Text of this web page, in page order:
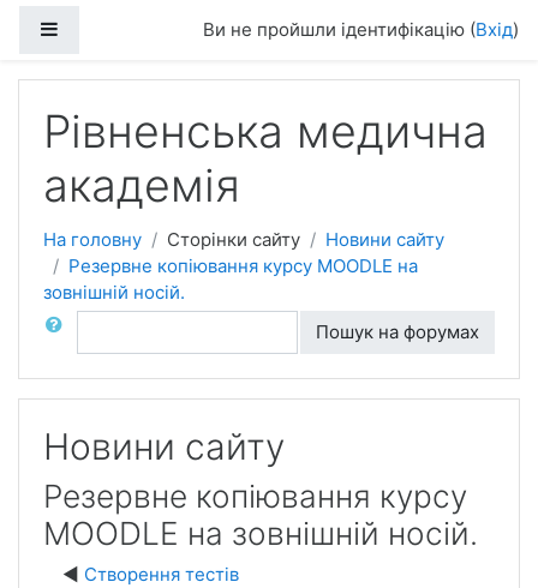
Ви не пройшли ідентифікацію (Вхід)
Рiвненська медична
академiя
На головну Сторінки сайту
Новини сайту
Резервне копіювання курсу MOODLE на
зовнішній носій.
Пошук
Пошук на форумах
Новини сайту
Резервне копіювання курсу
MOODLE на зовнішній носій.
Створення тестів